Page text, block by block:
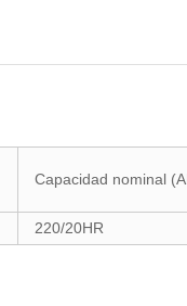
Capacidad nominal
220/20HR